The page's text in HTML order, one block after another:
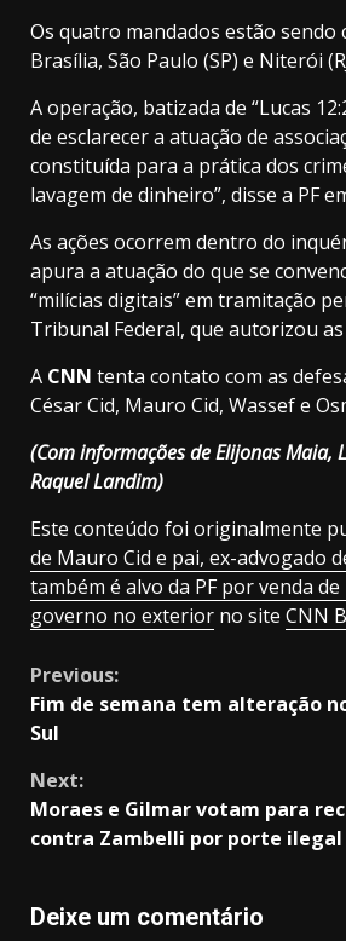
Os quatro mandados estão sendo
Brasília, São Paulo (SP) e Niterói
A operação, batizada de “Lucas
de esclarecer a atuação de
constituída para a prática dos
lavagem de dinheiro”, disse a PF
As ações ocorrem dentro do
apura a atuação do que se
“milícias digitais” em tramitação
Tribunal Federal, que autorizou as
A CNN tenta contato com as
César Cid, Mauro Cid, Wassef e
(Com informações de Elijonas Maia,
Raquel Landim)
Este conteúdo foi originalmente
de Mauro Cid e pai, ex-advogado
também é alvo da PF por venda
governo no exterior no site CNN
Continue
Reading
Previous:
Fim de semana tem alteração
Sul
Next:
Moraes e Gilmar votam para
contra Zambelli por porte
Deixe um comentário